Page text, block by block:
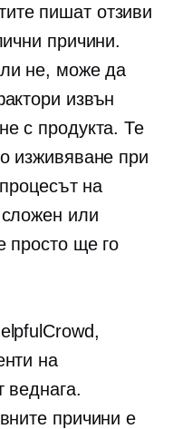
пишат отзиви
причини.
не, може да
извън
с продукта. Те
изживяване при
на
или
просто ще го
на
веднага.
причини е